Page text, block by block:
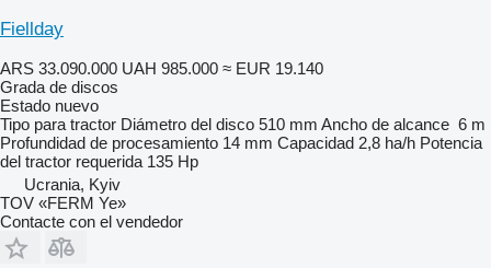
Fiellday
ARS 33.090.000 UAH 985.000 ≈ EUR 19.140
Grada de discos
Estado nuevo
Tipo para tractor Diámetro del disco 510 mm Ancho de alcance 6 m
Profundidad de procesamiento 14 mm Capacidad 2,8 ha/h Potencia
del tractor requerida 135 Hp
Ucrania, Kyiv
TOV «FERM Ye»
Contacte con el vendedor